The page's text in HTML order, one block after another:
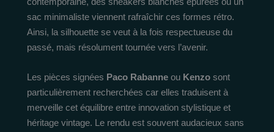
sac minimaliste viennent rafraîchir ces formes rétro.
Ainsi, la silhouette se veut à la fois respectueuse du
passé, mais résolument tournée vers l’avenir.
Les pièces signées Paco Rabanne ou Kenzo sont
particulièrement recherchées car elles traduisent à
merveille cet équilibre entre innovation stylistique et
héritage vintage. Le rendu est souvent audacieux sans